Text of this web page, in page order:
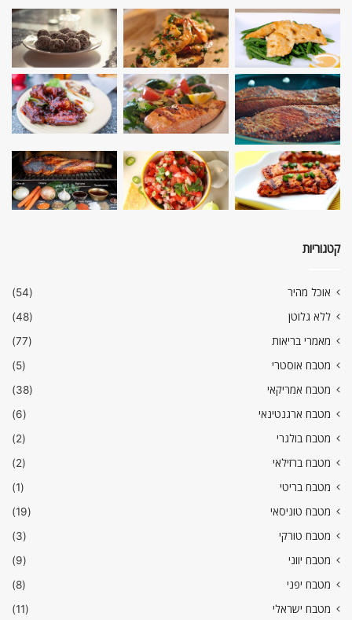
קטגוריות
אוכל מהיר
(54)
ללא גלוטן
(48)
מאמרי בריאות
(77)
מטבח אוסטרי
(5)
מטבח אמריקאי
(38)
מטבח ארגנטינאי
(6)
מטבח בולגרי
(2)
מטבח ברזילאי
(2)
מטבח בריטי
(1)
מטבח טוניסאי
(19)
מטבח טורקי
(3)
מטבח יווני
(9)
מטבח יפני
(8)
מטבח ישראלי
(11)